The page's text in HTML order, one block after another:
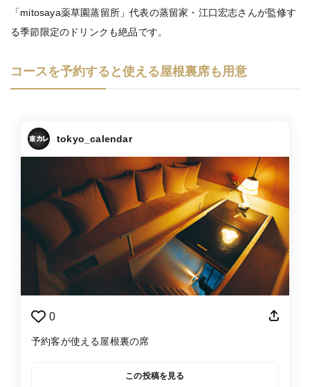
「mitosaya薬草園蒸留所」代表の蒸留家・江口宏志さんが監修す
る季節限定のドリンクも絶品です。
コースを予約すると使える屋根裏席も用意
tokyo_calendar
0
予約客が使える屋根裏の席
この投稿を見る